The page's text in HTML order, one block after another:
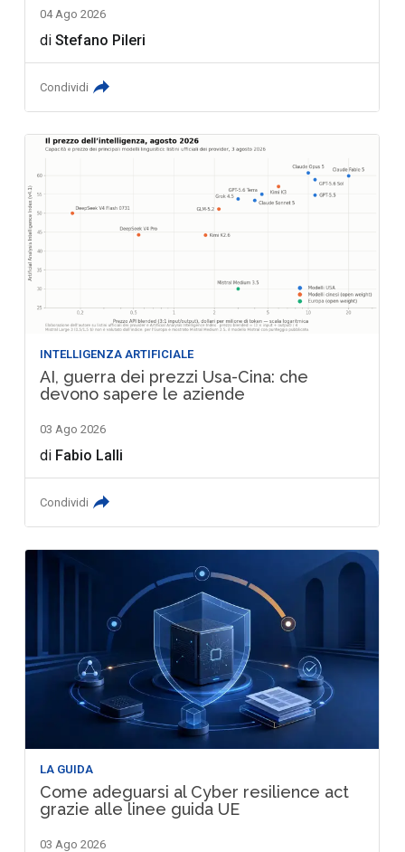
04 Ago 2026
diStefano Pileri
Condividi
INTELLIGENZA ARTIFICIALE
AI, guerra dei prezzi Usa-Cina: che
devono sapere le aziende
03 Ago 2026
di Fabio Lalli
Condividi
LA GUIDA
Come adeguarsi al Cyber resilience act
grazie alle linee guida UE
03 Ago 2026